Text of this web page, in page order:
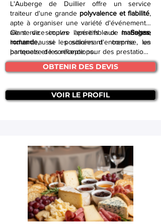
L'Auberge de Duillier offre un service
traiteur d'une grande polyvalence et fiabilité,
apte à organiser une variété d'événements,
allant de simples apéritifs aux mariages,
incluant aussi les soirées d'entreprise, les
banquets et les réceptions.
Ce service couvre l'ensemble de laSuisse
romande, se positionnant comme un
partenaire de confiance pour des prestations
diversifiées, qu'il s'agisse de cocktails
dînatoires, derepas de mariageou de
OBTENIR DES DEVIS
VOIR LE PROFIL